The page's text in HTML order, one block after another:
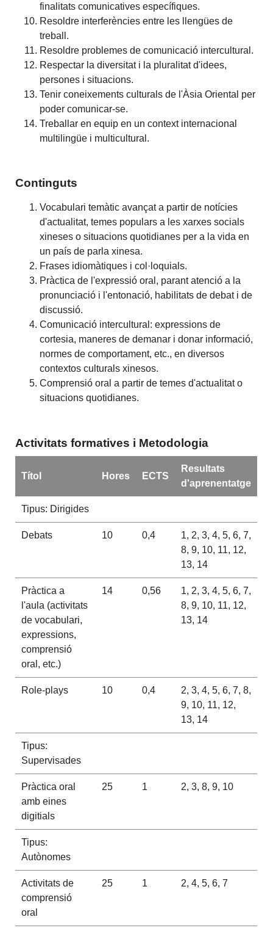
finalitats comunicatives específiques.
Resoldre interferències entre les llengües de
treball.
Resoldre problemes de comunicació intercultural.
Respectar la diversitat i la pluralitat d'idees,
persones i situacions.
Tenir coneixements culturals de l'Àsia Oriental per
poder comunicar-se.
Treballar en equip en un context internacional
multilingüe i multicultural.
Continguts
Vocabulari temàtic avançat a partir de notícies
d'actualitat, temes populars a les xarxes socials
xineses o situacions quotidianes per a la vida en
un país de parla xinesa.
Frases idiomàtiques i col·loquials.
Pràctica de l'expressió oral, parant atenció a la
pronunciació i l'entonació, habilitats de debat i de
discussió.
Comunicació intercultural: expressions de
cortesia, maneres de demanar i donar informació,
normes de comportament, etc., en diversos
contextos culturals xinesos.
Comprensió oral a partir de temes d'actualitat o
situacions quotidianes.
Activitats formatives i Metodologia
Títol Hores ECTS
Resultats
d'aprenentatge
Tipus: Dirigides
Debats 10 0,4
1, 2, 3, 4, 5, 6, 7,
8, 9, 10, 11, 12,
13, 14
Pràctica a
l'aula (activitats
de vocabulari,
expressions,
comprensió
oral, etc.)
14 0,56
1, 2, 3, 4, 5, 6, 7,
8, 9, 10, 11, 12,
13, 14
Role-plays 10 0,4
2, 3, 4, 5, 6, 7, 8,
9, 10, 11, 12,
13, 14
Tipus:
Supervisades
Pràctica oral
amb eines
digitials
25 1 2, 3, 8, 9, 10
Tipus:
Autònomes
Activitats de
comprensió
oral
25 1 2, 4, 5, 6, 7